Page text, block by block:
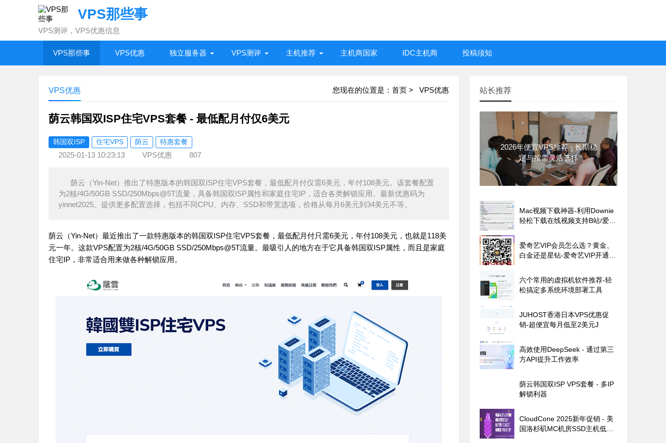
VPS那些事
VPS测评，VPS优惠信息
VPS那些事 VPS优惠 独立服务器 VPS测评 主机推荐 主机商国家 IDC主机商 投稿须知
您现在的位置是： 首页 > VPS优惠
VPS优惠
荫云韩国双ISP住宅VPS套餐 - 最低配月付仅6美元
韩国双ISP 住宅VPS 荫云 特惠套餐
2025-01-13 10:23:13 VPS优惠 807
荫云（Yin-Net）推出了特惠版本的韩国双ISP住宅VPS套餐，最低配月付仅需6美元，年付108美元。该套餐配置
为2核/4G/50GB SSD/250Mbps@5T流量，具备韩国双ISP属性和家庭住宅IP，适合各类解锁应用。最新优惠码为
yinnet2025。提供更多配置选择，包括不同CPU、内存、SSD和带宽选项，价格从每月6美元到34美元不等。
荫云（Yin-Net）最近推出了一款特惠版本的韩国双ISP住宅VPS套餐，最低配月付只需6美元，年付108美元，也就是118美
元一年。这款VPS配置为2核/4G/50GB SSD/250Mbps@5T流量。最吸引人的地方在于它具备韩国双ISP属性，而且是家庭
住宅IP，非常适合用来做各种解锁应用。
站长推荐
2026年便宜VPS推荐 - 长期稳
定与按需灵活选择
Mac视频下载神器-利用Downie
轻松下载在线视频支持B站/爱奇
爱奇艺VIP会员怎么选？黄金、
白金还是星钻-爱奇艺VIP开通策
六个常用的虚拟机软件推荐-轻
松搞定多系统环境部署工具
JUHOST香港日本VPS优惠促
销-超便宜每月低至2美元J
高效使用DeepSeek - 通过第三
方API提升工作效率
荫云韩国双ISP VPS套餐 - 多IP
解锁利器
CloudCone 2025新年促销 - 美
国洛杉矶MC机房SSD主机低至